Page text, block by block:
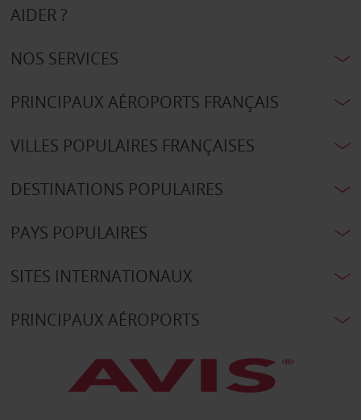
AIDER ?
NOS SERVICES
PRINCIPAUX AÉROPORTS FRANÇAIS
VILLES POPULAIRES FRANÇAISES
DESTINATIONS POPULAIRES
PAYS POPULAIRES
SITES INTERNATIONAUX
PRINCIPAUX AÉROPORTS